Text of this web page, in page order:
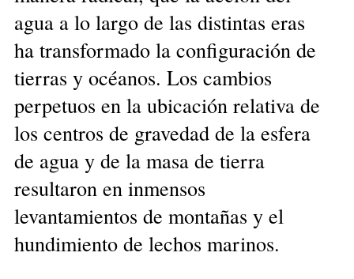
agua a lo largo de las distintas eras
ha transformado la configuración de
tierras y océanos. Los cambios
perpetuos en la ubicación relativa de
los centros de gravedad de la esfera
de agua y de la masa de tierra
resultaron en inmensos
levantamientos de montañas y el
hundimiento de lechos marinos.